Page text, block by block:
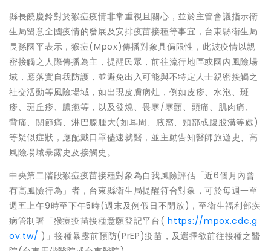
縣長饒慶鈴對於猴痘疫情非常重視且關心，並於主管會議指示衛
生局留意全國疫情的發展及安排疫苗接種等事宜，台東縣衛生局
長孫國平表示，猴痘(Mpox)傳播對象具侷限性，此波疫情以親
密接觸之人際傳播為主，提醒民眾，前往流行地區或國內風險場
域，應落實自我防護，並避免出入可能與不特定人士親密接觸之
社交活動等風險場域，如出現皮膚病灶，例如皮疹、水泡、斑
疹、斑丘疹、膿疱等，以及發燒、畏寒/寒顫、頭痛、肌肉痛、
背痛、關節痛、淋巴腺腫大(如耳周、腋窩、頸部或腹股溝等處)
等疑似症狀，應配戴口罩儘速就醫，並主動告知醫師旅遊史、高
風險場域暴露史及接觸史。
中央第二階段猴痘疫苗接種對象為自我風險評估「近6個月內曾
有高風險行為」者，台東縣衛生局提醒符合對象，可於每週一至
週五上午9時至下午5時(週末及例假日不開放)，至衛生福利部疾
病管制署「猴痘疫苗接種意願登記平台(https://mpox.cdc.g
ov.tw/ )」接種暴露前預防(PrEP)疫苗，及選擇欲前往接種之醫